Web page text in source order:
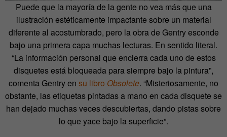
Puede que la mayoría de la gente no vea más que una
ilustración estéticamente impactante sobre un material
diferente al acostumbrado, pero la obra de Gentry esconde
bajo una primera capa muchas lecturas. En sentido literal.
“La información personal que encierra cada uno de estos
disquetes está bloqueada para siempre bajo la pintura”,
comenta Gentry en su libro Obsolete. “Misteriosamente, no
obstante, las etiquetas pintadas a mano en cada disquete se
han dejado muchas veces descubiertas, dando pistas sobre
lo que yace bajo la superficie”.